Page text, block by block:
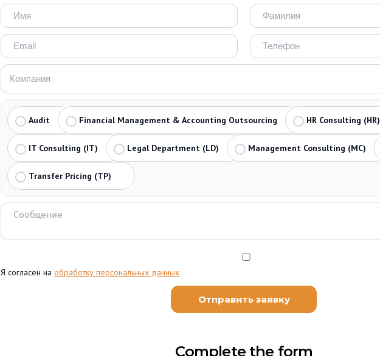
Audit Financial Management & Accounting Outsourcing HR Consulting (HR)
IT Consulting (IT) Legal Department (LD) Management Consulting (MC)
Transfer Pricing (TP)
Я согласен на обработку персональных данных
Complete the form